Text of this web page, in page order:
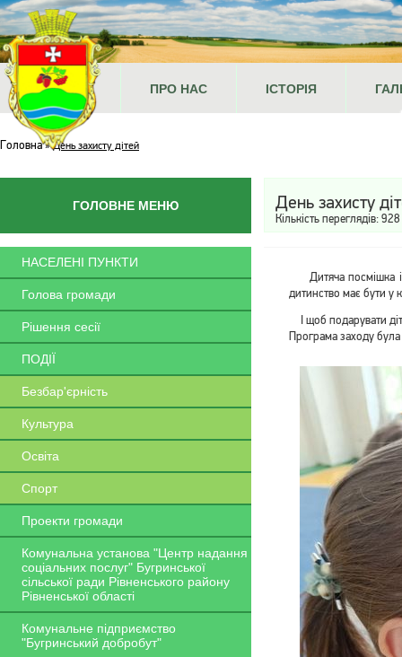
ГОЛОВНА ПРО НАС ІСТОРІЯ
Головна»День захисту дітей
ГОЛОВНЕ МЕНЮ
НАСЕЛЕНІ ПУНКТИ
Голова громади
Рішення сесії
ПОДІЇ
Безбар'єрність
Культура
Освіта
Спорт
Проекти громади
Комунальна установа "Центр надання
соціальних послуг" Бугринської
сільської ради Рівненського району
Рівненської області
Комунальне підприємство
"Бугринський добробут"
День захисту
Кількість переглядів: 928
Дитяча посмішка і
дитинство має бути у
І щоб подарувати
Програма заходу була